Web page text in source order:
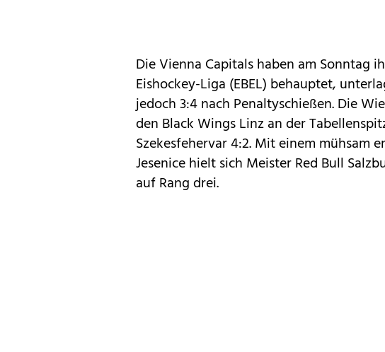
Die Vienna Capitals haben am Sonntag
Eishockey-Liga (EBEL) behauptet,
jedoch 3:4 nach Penaltyschießen. Die
den Black Wings Linz an der
Szekesfehervar 4:2. Mit einem mühsam
Jesenice hielt sich Meister Red Bull
auf Rang drei.